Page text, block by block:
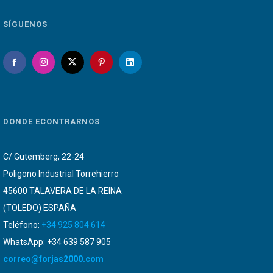
SÍGUENOS
DONDE ECONTRARNOS
C/ Gutemberg, 22-24
Poligono Industrial Torrehierro
45600 TALAVERA DE LA REINA
(TOLEDO) ESPAÑA
Teléfono: +34 925 804 614
WhatsApp: +34 639 587 905
correo@forjas2000.com